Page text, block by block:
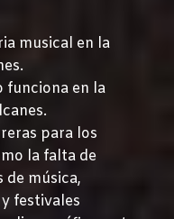
musical en la
funciona en la
para los
la falta de
de música,
festivales